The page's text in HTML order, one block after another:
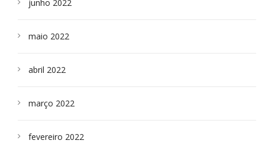
junho 2022
maio 2022
abril 2022
março 2022
fevereiro 2022